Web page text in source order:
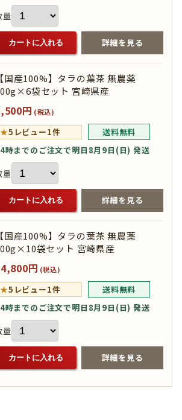
量
カートに入れる 詳細を見る
【国産100%】タラの葉茶 無農薬
袋セット 宮崎県産
円 (税込)
★5 レビュー1件
送料無料
時までのご注文で明日8月9日(日) 発送
量
カートに入れる 詳細を見る
【国産100%】タラの葉茶 無農薬
袋セット 宮崎県産
円 (税込)
★5 レビュー1件
送料無料
時までのご注文で明日8月9日(日) 発送
量
カートに入れる 詳細を見る